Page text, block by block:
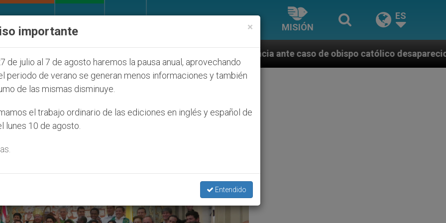
MISIÓN
ES
Seúl 2027 ONU se pronuncia ante caso de obispo católico desaparecido por la dictadura
Estados Unidos’
×
importante
de julio al 7 de agosto haremos la pausa anual, aprovechando
periodo de verano se generan menos informaciones y también
de las mismas disminuye.
el trabajo ordinario de las ediciones en inglés y español de
lunes 10 de agosto.
Entendido